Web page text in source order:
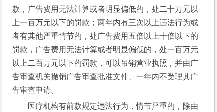
款，广告费用无法计算或者明显偏低的，处二十万元以
上一百万元以下的罚款；两年内有三次以上违法行为或
者有其他严重情节的，处广告费用五倍以上十倍以下的
罚款，广告费用无法计算或者明显偏低的，处一百万元
以上二百万元以下的罚款，可以吊销营业执照，并由广
告审查机关撤销广告审查批准文件、一年内不受理其广
告审查申请。
医疗机构有前款规定违法行为，情节严重的，除由